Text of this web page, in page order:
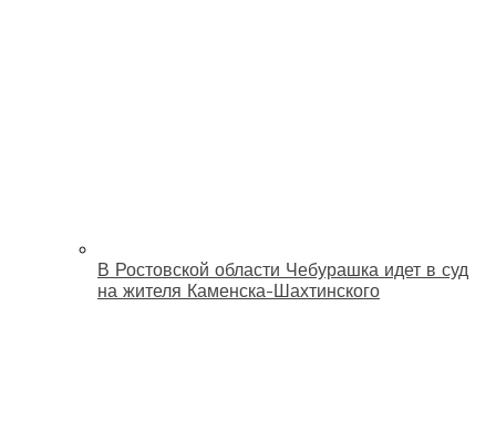
В Ростовской области Чебурашка идет в суд
на жителя Каменска-Шахтинского